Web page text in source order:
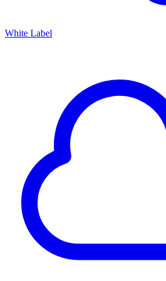
White Label